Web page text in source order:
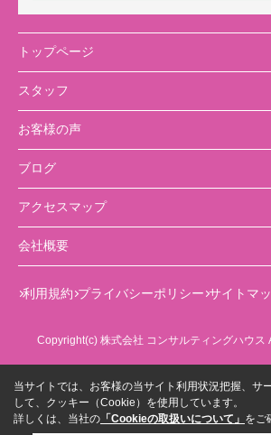
トップページ
スタッフ
お客様の声
ブログ
アクセスマップ
会社概要
利用規約 プライバシーポリシー サイトマ
Copyright(c) 株式会社 コンサルティングハウス
当サイトでは、お客様の当サイト利用状況把握、サ
して、クッキー（Cookie）を使用しています。
詳しくは、当社の 「Cookieの取扱いについて」 をご